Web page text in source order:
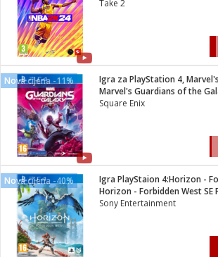
Take 2
Nova cijena -11%
Marvel's Guardians of the
Square Enix
Nova cijena -40%
Horizon - Forbidden West SE
Sony Entertainment